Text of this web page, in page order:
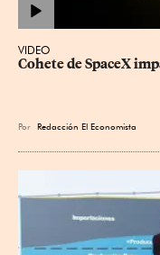
VIDEO
Cohete de SpaceX
Por Redacción El Economista